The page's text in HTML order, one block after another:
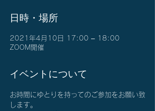
日時・場所
2021年4月10日 17:00 – 18:00
ZOOM開催
イベントについて
お時間にゆとりを持ってのご参加をお願い致
します。